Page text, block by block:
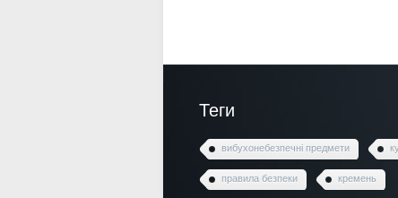
Теги
вибухонебезпечні предмети
правила безпеки кремень